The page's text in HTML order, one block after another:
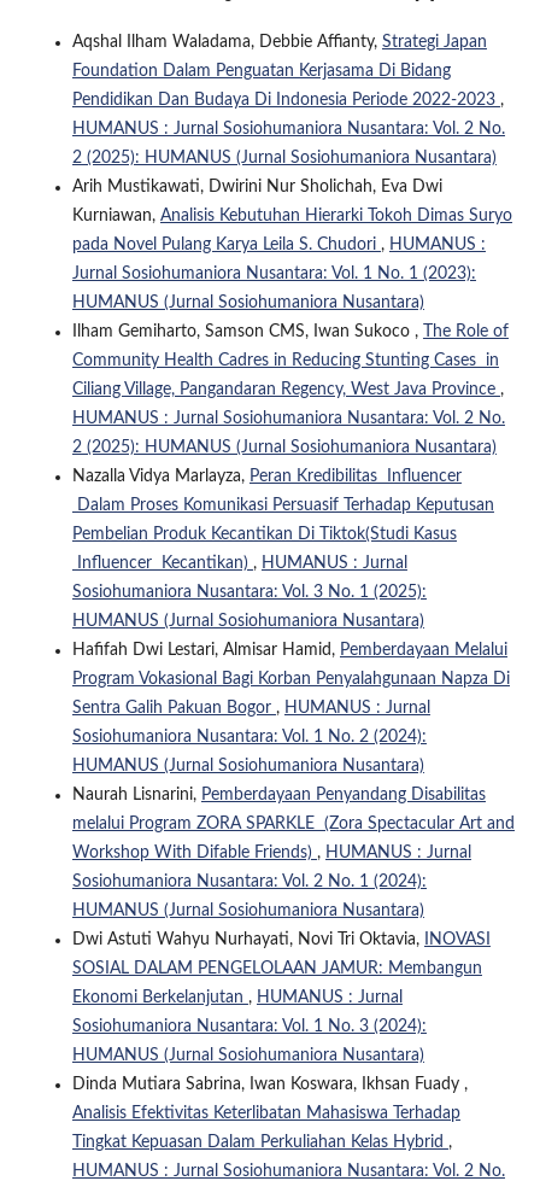
Aqshal Ilham Waladama, Debbie Affianty, Strategi Japan
Foundation Dalam Penguatan Kerjasama Di Bidang
Pendidikan Dan Budaya Di Indonesia Periode 2022-2023 ,
HUMANUS : Jurnal Sosiohumaniora Nusantara: Vol. 2 No.
2 (2025): HUMANUS (Jurnal Sosiohumaniora Nusantara)
Arih Mustikawati, Dwirini Nur Sholichah, Eva Dwi
Kurniawan, Analisis Kebutuhan Hierarki Tokoh Dimas Suryo
pada Novel Pulang Karya Leila S. Chudori , HUMANUS :
Jurnal Sosiohumaniora Nusantara: Vol. 1 No. 1 (2023):
HUMANUS (Jurnal Sosiohumaniora Nusantara)
Ilham Gemiharto, Samson CMS, Iwan Sukoco ,
The Role of
Community Health Cadres in Reducing Stunting Cases in
Ciliang Village, Pangandaran Regency, West Java Province ,
HUMANUS : Jurnal Sosiohumaniora Nusantara: Vol. 2 No.
2 (2025): HUMANUS (Jurnal Sosiohumaniora Nusantara)
Nazalla Vidya Marlayza, Peran Kredibilitas Influencer
Dalam Proses Komunikasi Persuasif Terhadap Keputusan
Pembelian Produk Kecantikan Di Tiktok(Studi Kasus
Influencer Kecantikan) , HUMANUS : Jurnal
Sosiohumaniora Nusantara: Vol. 3 No. 1 (2025):
HUMANUS (Jurnal Sosiohumaniora Nusantara)
Hafifah Dwi Lestari, Almisar Hamid, Pemberdayaan Melalui
Program Vokasional Bagi Korban Penyalahgunaan Napza Di
Sentra Galih Pakuan Bogor , HUMANUS : Jurnal
Sosiohumaniora Nusantara: Vol. 1 No. 2 (2024):
HUMANUS (Jurnal Sosiohumaniora Nusantara)
Naurah Lisnarini, Pemberdayaan Penyandang Disabilitas
melalui Program ZORA SPARKLE (Zora Spectacular Art and
Workshop With Difable Friends) , HUMANUS : Jurnal
Sosiohumaniora Nusantara: Vol. 2 No. 1 (2024):
HUMANUS (Jurnal Sosiohumaniora Nusantara)
Dwi Astuti Wahyu Nurhayati, Novi Tri Oktavia,
INOVASI
SOSIAL DALAM PENGELOLAAN JAMUR: Membangun
Ekonomi Berkelanjutan , HUMANUS : Jurnal
Sosiohumaniora Nusantara: Vol. 1 No. 3 (2024):
HUMANUS (Jurnal Sosiohumaniora Nusantara)
Dinda Mutiara Sabrina, Iwan Koswara, Ikhsan Fuady ,
Analisis Efektivitas Keterlibatan Mahasiswa Terhadap
Tingkat Kepuasan Dalam Perkuliahan Kelas Hybrid ,
HUMANUS : Jurnal Sosiohumaniora Nusantara: Vol. 2 No.